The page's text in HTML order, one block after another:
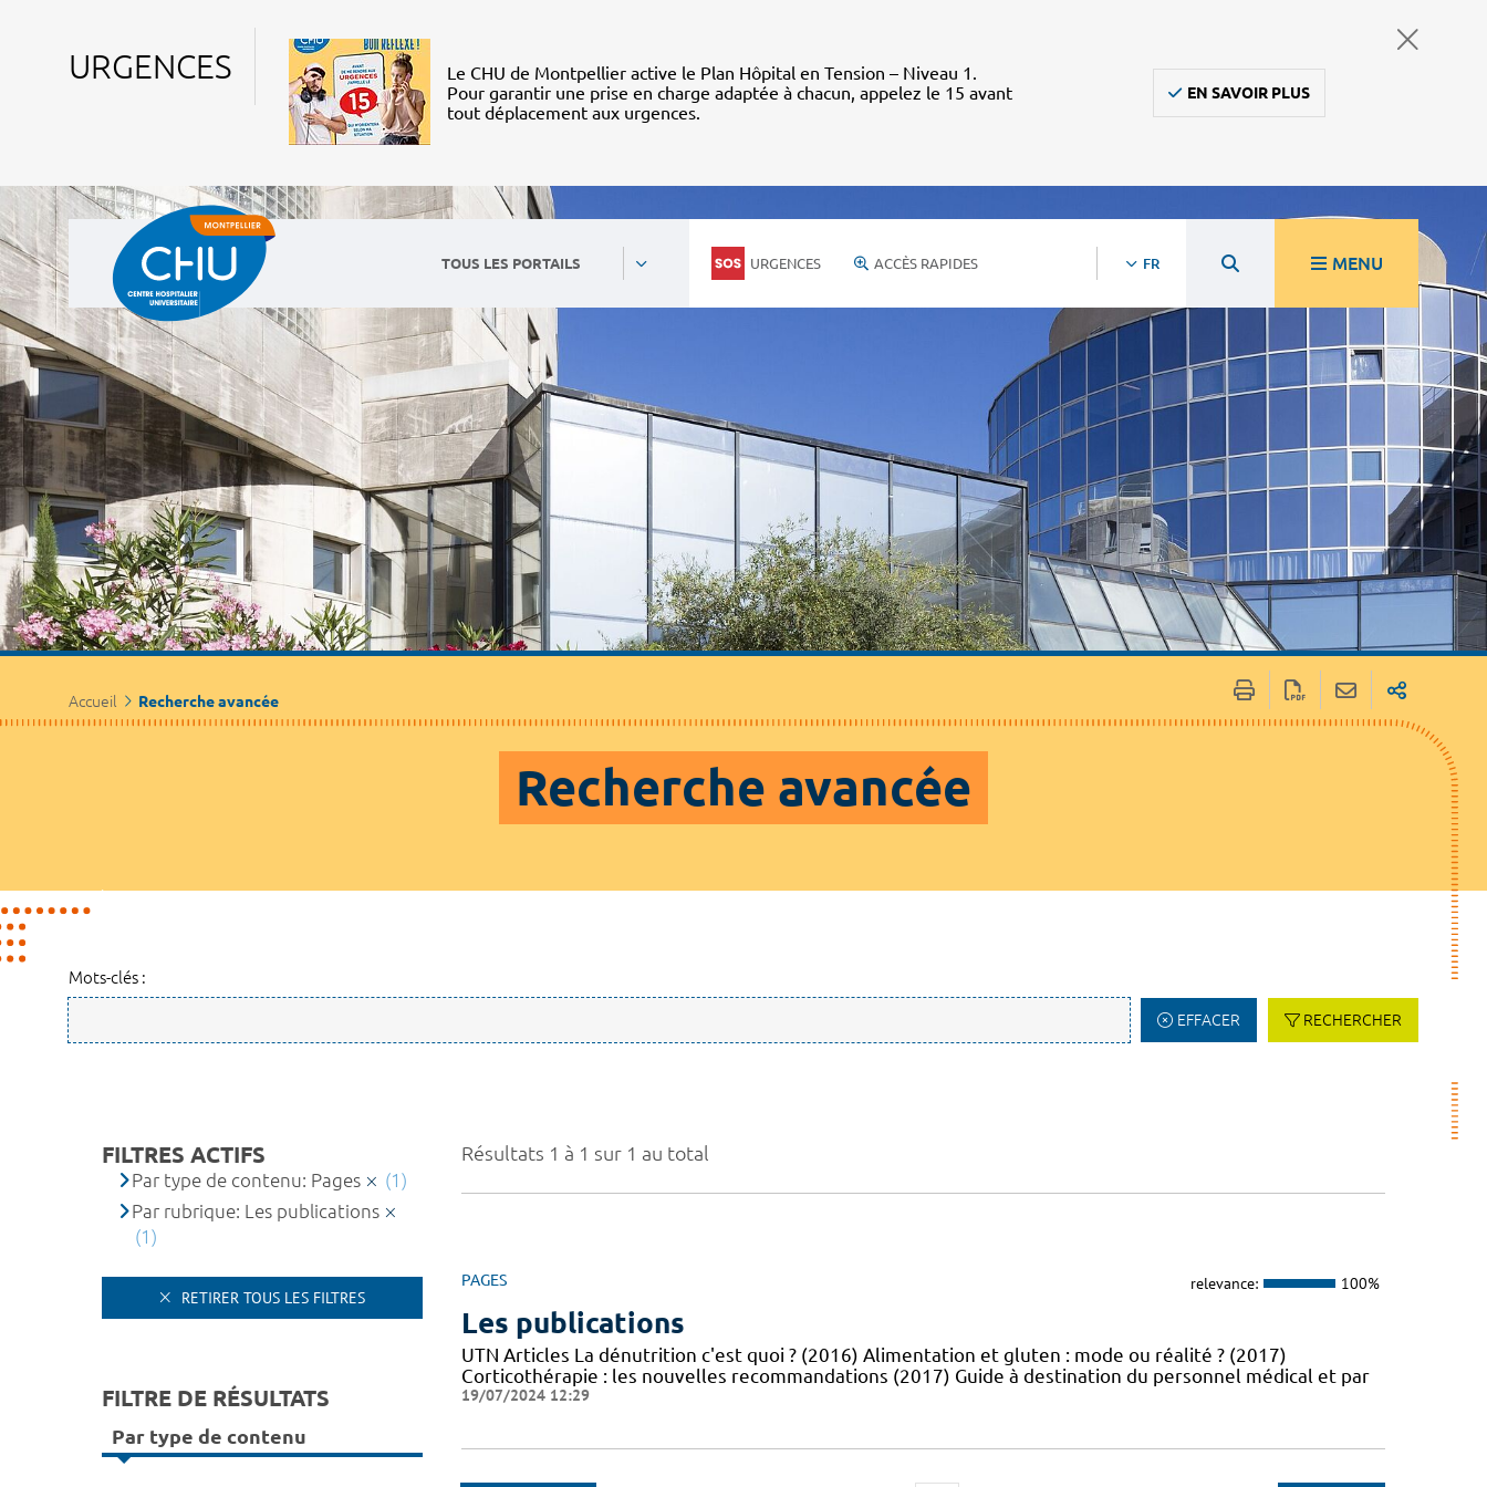
URGENCES
Le CHU de Montpellier active le Plan Hôpital en Tension – Niveau 1.
Pour garantir une prise en charge adaptée à chacun, appelez le 15 avant
tout déplacement aux urgences.
EN SAVOIR PLUS
TOUS LES PORTAILS URGENCES ACCÈS RAPIDES FR MENU
Accueil Recherche avancée
Recherche avancée
Mots-clés :
EFFACER RECHERCHER
Résultats 1 à 1 sur 1 au total
PAGES relevance: 100%
Les publications
UTN Articles La dénutrition c'est quoi ? (2016) Alimentation et gluten : mode ou réalité ? (2017)
Corticothérapie : les nouvelles recommandations (2017) Guide à destination du personnel médical et par
19/07/2024 12:29
FILTRES ACTIFS
Par type de contenu: Pages
(1)
Par rubrique: Les publications
(1)
RETIRER TOUS LES FILTRES
FILTRE DE RÉSULTATS
Par type de contenu